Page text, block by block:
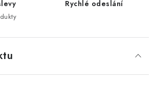
Rychlé odeslání